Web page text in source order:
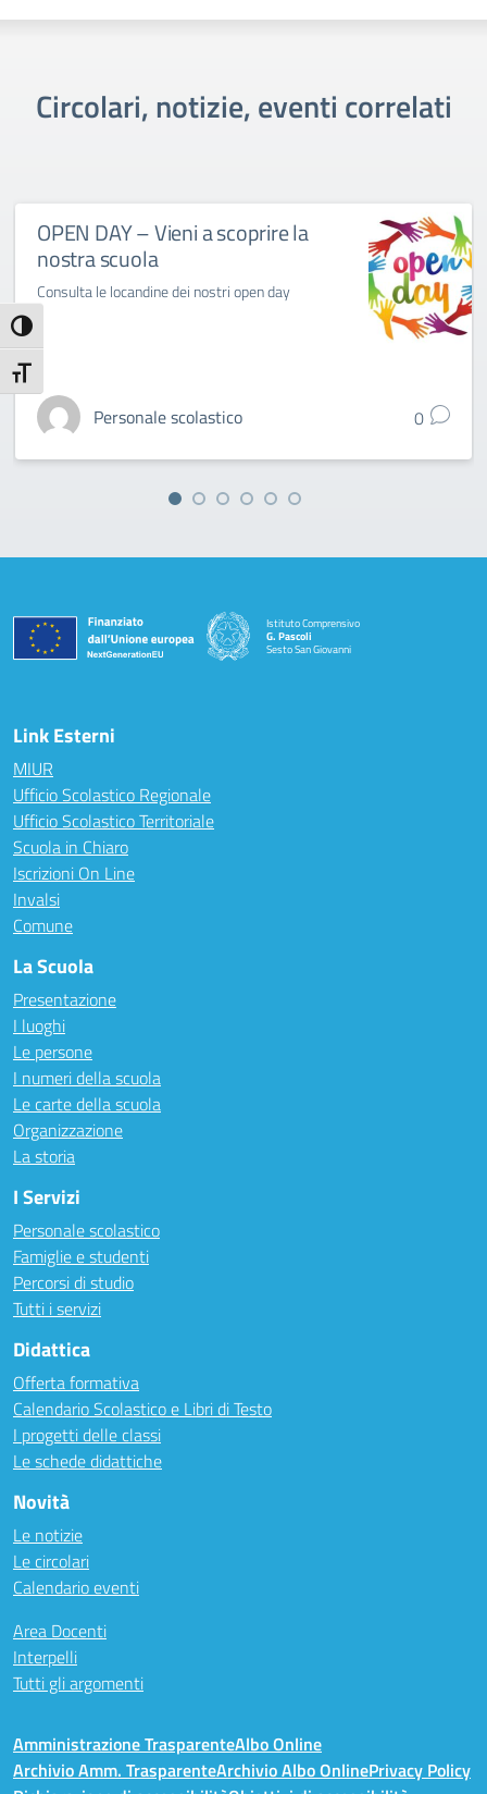
Attiva/disattiva alto contrasto
Attiva/disattiva dimensione testo
Circolari, notizie, eventi correlati
OPEN DAY – Vieni a scoprire la
nostra scuola
Consulta le locandine dei nostri open day
Personale scolastico 0
Istituto Comprensivo
G. Pascoli
Sesto San Giovanni
Link Esterni
MIUR
Ufficio Scolastico Regionale
Ufficio Scolastico Territoriale
Scuola in Chiaro
Iscrizioni On Line
Invalsi
Comune
La Scuola
Presentazione
I luoghi
Le persone
I numeri della scuola
Le carte della scuola
Organizzazione
La storia
I Servizi
Personale scolastico
Famiglie e studenti
Percorsi di studio
Tutti i servizi
Didattica
Offerta formativa
Calendario Scolastico e Libri di Testo
I progetti delle classi
Le schede didattiche
Novità
Le notizie
Le circolari
Calendario eventi
Area Docenti
Interpelli
Tutti gli argomenti
Amministrazione TrasparenteAlbo Online
Archivio Amm. TrasparenteArchivio Albo OnlinePrivacy Policy